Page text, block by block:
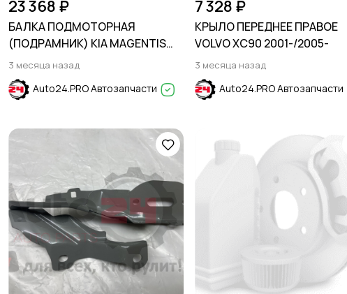
23 368 ₽
БАЛКА ПОДМОТОРНАЯ
(ПОДРАМНИК) KIA MAGENTIS
2005-2010
3 месяца назад
Auto24.PRO Автозапчасти
7 328 ₽
КРЫЛО ПЕРЕДНЕЕ ПРАВОЕ
VOLVO XC90 2001-/2005-
3 месяца назад
Auto24.PRO Автозапчасти